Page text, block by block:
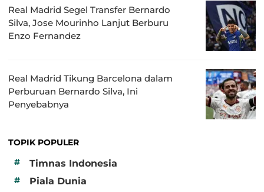
Real Madrid Segel Transfer Bernardo
Silva, Jose Mourinho Lanjut Berburu
Enzo Fernandez
Real Madrid Tikung Barcelona dalam
Perburuan Bernardo Silva, Ini
Penyebabnya
TOPIK POPULER
#
Timnas Indonesia
# Piala Dunia